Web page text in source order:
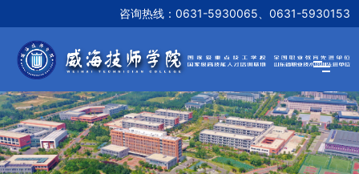
咨询热线： 0631-5930065、0631-5930153
网站首页
学院概况